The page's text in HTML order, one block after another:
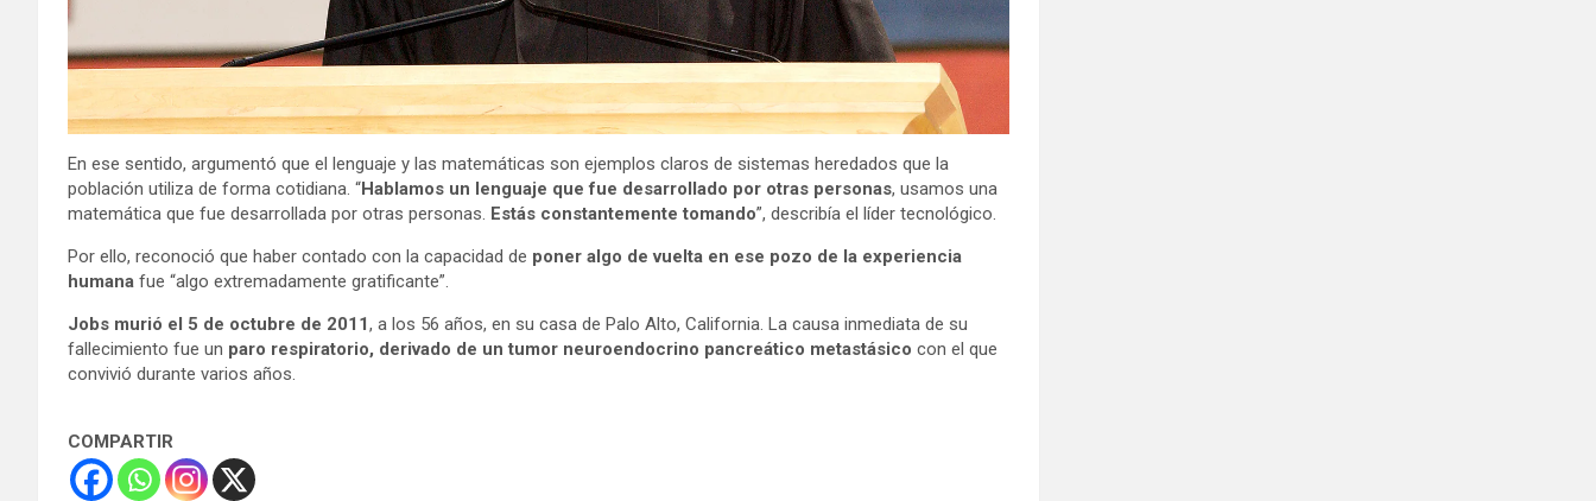
En ese sentido, argumentó que el lenguaje y las matemáticas son ejemplos claros de sistemas heredados que la
población utiliza de forma cotidiana. “Hablamos un lenguaje que fue desarrollado por otras personas, usamos una
matemática que fue desarrollada por otras personas. Estás constantemente tomando”, describía el líder tecnológico.
Por ello, reconoció que haber contado con la capacidad de poner algo de vuelta en ese pozo de la experiencia
humana fue “algo extremadamente gratificante”.
Jobs murió el 5 de octubre de 2011, a los 56 años, en su casa de Palo Alto, California. La causa inmediata de su
fallecimiento fue un paro respiratorio, derivado de un tumor neuroendocrino pancreático metastásico con el que
convivió durante varios años.
COMPARTIR